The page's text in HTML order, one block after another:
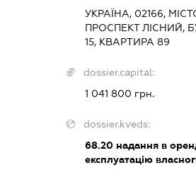
УКРАЇНА, 02166,
ПРОСПЕКТ ЛІСНИЙ,
15, КВАРТИРА 89
dossier.capital:
1 041 800 грн.
dossier.kveds:
68.20надання в
експлуатацію